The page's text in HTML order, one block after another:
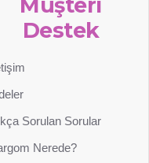
Destek
Sorulan Sorular
Nerede?